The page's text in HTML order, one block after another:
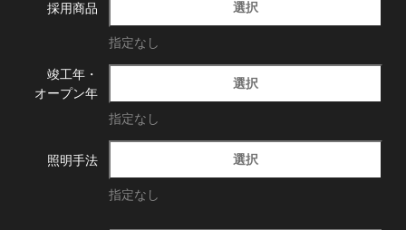
採用商品 選択
指定なし
竣工年・
オープン年
選択
指定なし
照明手法 選択
指定なし